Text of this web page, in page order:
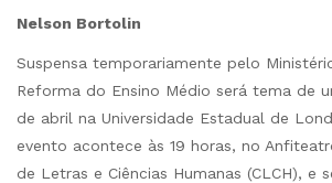
Nelson Bortolin
Suspensa temporariamente pelo
Reforma do Ensino Médio será tema de
de abril na Universidade Estadual de
evento acontece às 19 horas, no
de Letras e Ciências Humanas (CLCH), e